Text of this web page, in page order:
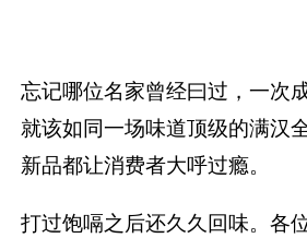
忘记哪位名家曾经曰过，一次
就该如同一场味道顶级的满汉
新品都让消费者大呼过瘾。
打过饱嗝之后还久久回味。各